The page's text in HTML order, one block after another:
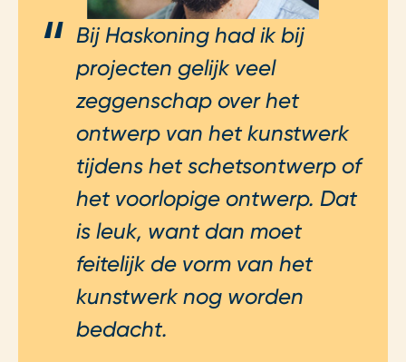
Bij Haskoning had ik bij
projecten gelijk veel
zeggenschap over het
ontwerp van het kunstwerk
tijdens het schetsontwerp of
het voorlopige ontwerp. Dat
is leuk, want dan moet
feitelijk de vorm van het
kunstwerk nog worden
bedacht.